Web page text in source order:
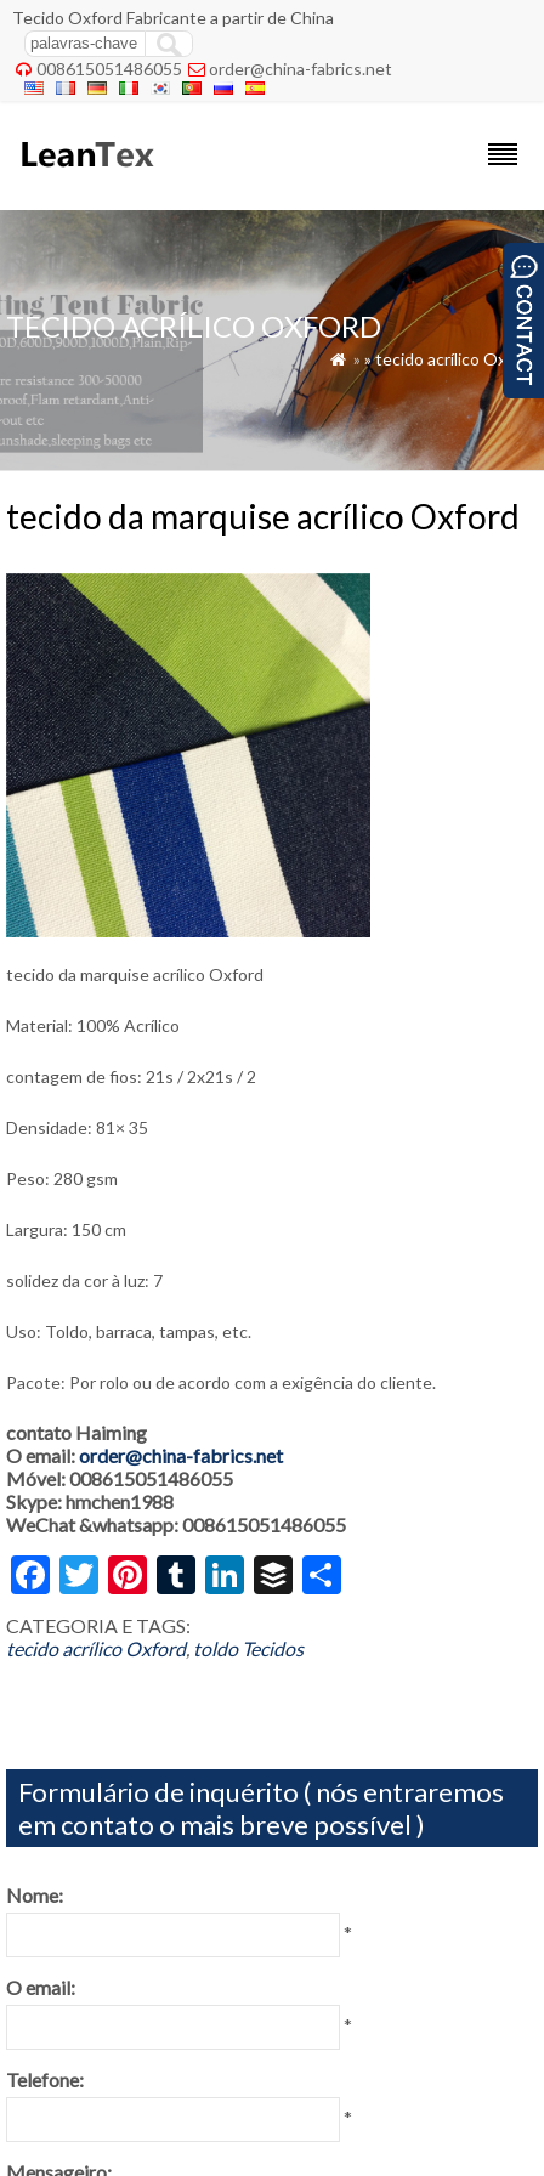
Tecido Oxford Fabricante a partir de China
 008615051486055  order@china-fabrics.net
TECIDO ACRÍLICO OXFORD
 » »tecido acrílico Oxford
tecido da marquise acrílico Oxford
tecido da marquise acrílico Oxford
Material: 100% Acrílico
contagem de fios: 21s / 2x21s / 2
Densidade: 81× 35
Peso: 280 gsm
Largura: 150 cm
solidez da cor à luz: 7
Uso: Toldo, barraca, tampas, etc.
Pacote: Por rolo ou de acordo com a exigência do cliente.
contato Haiming
O email:order@china-fabrics.net
Móvel: 008615051486055
Skype: hmchen1988
WeChat &whatsapp: 008615051486055
Facebook
Twitter
Pinterest
Tumblr
LinkedIn
Buffer
CATEGORIA E TAGS:
tecido acrílico Oxford, toldo Tecidos
Formulário de inquérito ( nós entraremos
em contato o mais breve possível )
Nome:
*
O email:
*
Telefone:
*